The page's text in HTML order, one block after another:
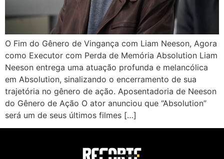
O Fim do Gênero de Vingança com Liam Neeson, Agora
como Executor com Perda de Memória Absolution Liam
Neeson entrega uma atuação profunda e melancólica
em Absolution, sinalizando o encerramento de sua
trajetória no gênero de ação. Aposentadoria de Neeson
do Gênero de Ação O ator anunciou que “Absolution”
será um de seus últimos filmes […]